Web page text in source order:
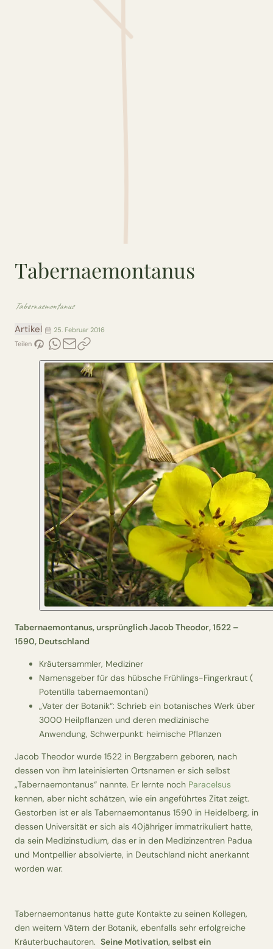
Tabernaemontanus
Tabernaemontanus
Artikel
25. Februar 2016
Teilen
Tabernaemontanus, ursprünglich Jacob Theodor, 1522 –
1590, Deutschland
Kräutersammler, Mediziner
Namensgeber für das hübsche Frühlings-Fingerkraut (
Potentilla tabernaemontani)
„Vater der Botanik“: Schrieb ein botanisches Werk über
3000 Heilpflanzen und deren medizinische
Anwendung, Schwerpunkt: heimische Pflanzen
Jacob Theodor wurde 1522 in Bergzabern geboren, nach
dessen von ihm lateinisierten Ortsnamen er sich selbst
„Tabernaemontanus“ nannte. Er lernte noch Paracelsus
kennen, aber nicht schätzen, wie ein angeführtes Zitat zeigt.
Gestorben ist er als Tabernaemontanus 1590 in Heidelberg, in
dessen Universität er sich als 40jähriger immatrikuliert hatte,
da sein Medizinstudium, das er in den Medizinzentren Padua
und Montpellier absolvierte, in Deutschland nicht anerkannt
worden war.
Tabernaemontanus hatte gute Kontakte zu seinen Kollegen,
den weitern Vätern der Botanik, ebenfalls sehr erfolgreiche
Kräuterbuchautoren. Seine Motivation, selbst ein